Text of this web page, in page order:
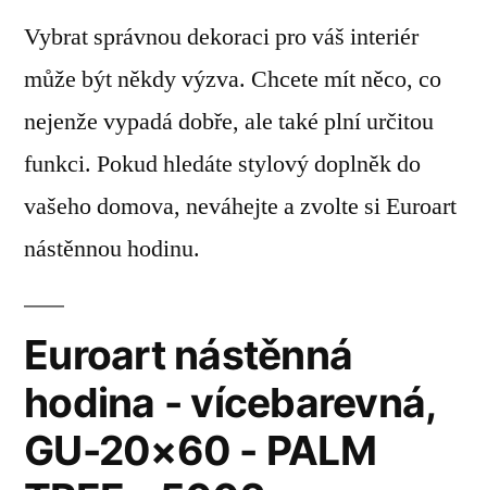
Vybrat správnou dekoraci pro váš interiér
může být někdy výzva. Chcete mít něco, co
nejenže vypadá dobře, ale také plní určitou
funkci. Pokud hledáte stylový doplněk do
vašeho domova, neváhejte a zvolte si Euroart
nástěnnou hodinu.
Euroart nástěnná
hodina - vícebarevná,
GU-20×60 - PALM